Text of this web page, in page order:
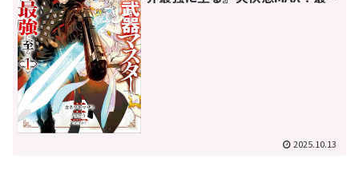
2025.10.13